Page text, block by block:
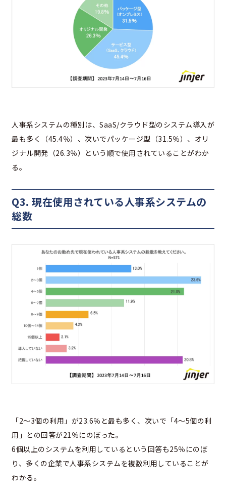
人事系システムの種別は、SaaS/クラウド型のシステム導入が
最も多く（45.4％）、次いでパッケージ型（31.5％）、オリ
ジナル開発（26.3％）という順で使用されていることがわか
る。
Q3. 現在使用されている人事系システムの
総数
「2〜3個の利用」が23.6％と最も多く、次いで「4〜5個の利
用」との回答が21％にのぼった。
6個以上のシステムを利用しているという回答も25％にのぼ
り、多くの企業で人事系システムを複数利用していることが
わかる。